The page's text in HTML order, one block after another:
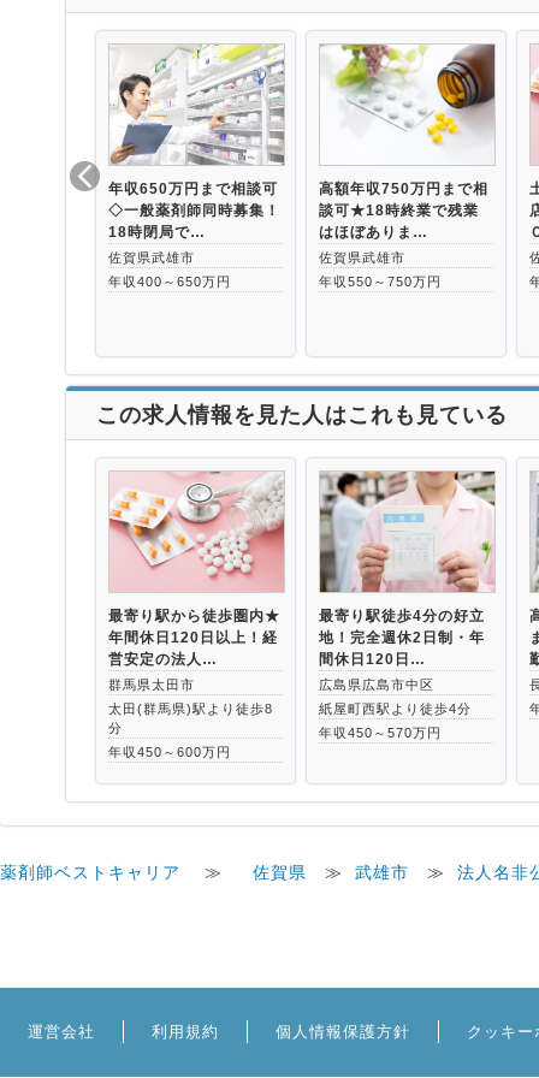
年収650万円まで相談可
◇一般薬剤師同時募集！
18時閉局で…
佐賀県武雄市
年収400～650万円
高額年収750万円まで相
談可★18時終業で残業
はほぼありま…
佐賀県武雄市
年収550～750万円
この求人情報を見た人はこれも見ている
最寄り駅から徒歩圏内★
年間休日120日以上！経
営安定の法人…
群馬県太田市
太田(群馬県)駅より徒歩8
分
年収450～600万円
最寄り駅徒歩4分の好立
地！完全週休2日制・年
間休日120日…
広島県広島市中区
紙屋町西駅より徒歩4分
年収450～570万円
薬剤師ベストキャリア ≫ 佐賀県 ≫ 武雄市 ≫ 法人名非
運営会社 利用規約 個人情報保護方針 クッキー